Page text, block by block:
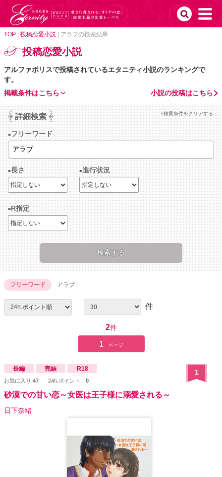
TOP 投稿恋愛小説 アラブの検索結果
投稿恋愛小説
アルファポリスで投稿されているエタニティ小説のランキングで
す。
小説の投稿はこちら
掲載条件はこちら
詳細検索 ×検索条件をクリアする
フリーワード
長さ 進行状況
R指定
フリーワード アラブ
件
2件
1 ページ
長編 完結 R18
お気に入り:47 24h.ポイント： 0
1
砂漠での甘い恋～女医は王子様に溺愛される～
日下奈緒